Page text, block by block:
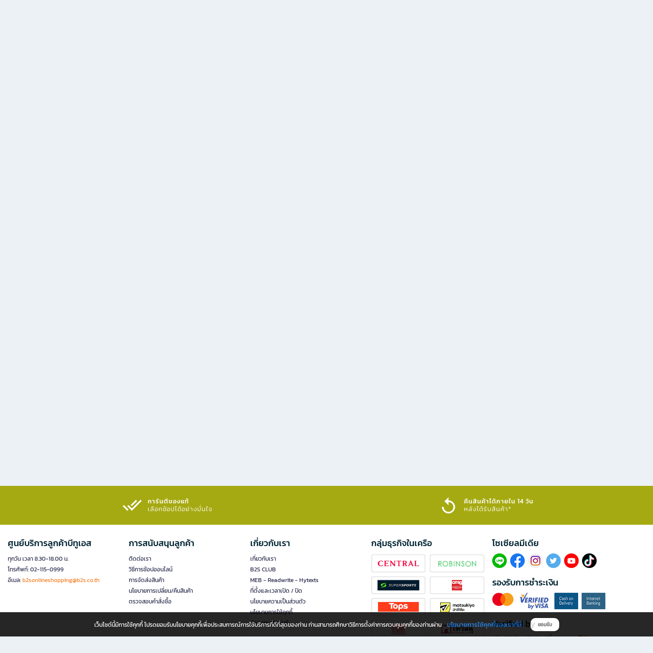
การันตีของแท้
เลือกช้อปได้อย่างมั่นใจ​
คืนสินค้าได้ภายใน 14 วัน
หลังได้รับสินค้า*
ศูนย์บริการลูกค้าบีทูเอส
ทุกวัน เวลา 8.30-18.00 น.
โทรศัพท์: 02-115-0999
อีเมล:b2sonlineshopping@b2s.co.th
การสนับสนุนลูกค้า
ติดต่อเรา
วิธีการช้อปออนไลน์
การจัดส่งสินค้า
นโยบายการเปลี่ยน/คืนสินค้า
ตรวจสอบคำสั่งซื้อ
เกี่ยวกับเรา
เกี่ยวกับเรา
B2S CLUB
MEB - Readwrite - Hytexts
ที่ตั้งและเวลาเปิด / ปิด
นโยบายความเป็นส่วนตัว
นโยบายการใช้คุกกี้
นักลงทุนสัมพันธ์
กลุ่มธุรกิจในเครือ โซเซียลมีเดีย​
รองรับการชำระเงิน
Verified by
เว็บไซต์นี้มีการใช้คุกกี้ โปรดยอมรับนโยบายคุกกี้เพื่อประสบการณ์การใช้บริการที่ดีที่สุดของท่าน ท่านสามารถศึกษาวิธีการตั้งค่าการควบคุมคุกกี้ของท่านผ่าน นโยบายการใช้คุกกี้ของเราที่นี่ ยอมรับ